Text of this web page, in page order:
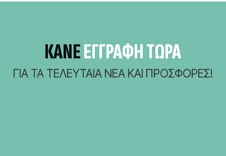
ΚΆΝΕΕΓΓΡΑΦΗ ΤΩΡΑ
ΓΙΑ ΤΑ ΤΕΛΕΥΤΑΊΑ ΝΈΑ ΚΑΙ ΠΡΟΣΦΟΡΈΣ!